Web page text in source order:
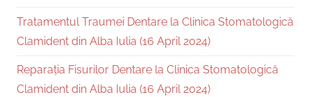
Tratamentul Traumei Dentare la Clinica Stomatologică
Clamident din Alba Iulia (16 April 2024)
Reparația Fisurilor Dentare la Clinica Stomatologică
Clamident din Alba Iulia (16 April 2024)